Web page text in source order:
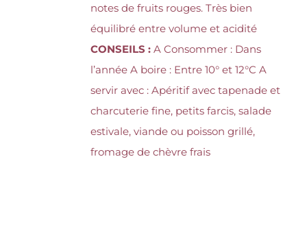
notes de fruits rouges. Très bien
équilibré entre volume et acidité
CONSEILS :A Consommer : Dans
l’année A boire : Entre 10° et 12°C A
servir avec : Apéritif avec tapenade et
charcuterie fine, petits farcis, salade
estivale, viande ou poisson grillé,
fromage de chèvre frais